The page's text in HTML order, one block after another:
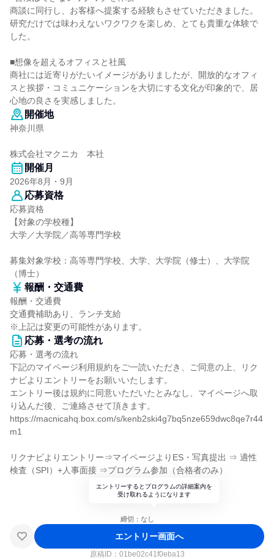
商談に同行し、お客様へ提案する経験もさせていただきました。
研究だけでは味わえないワクワクを楽しめ、とても貴重な体験で
した。
■想像を超えるオフィスと社風
商社には近寄りがたいイメージがありましたが、開放的なオフィ
スと挨拶・コミュニケーションを大切にする文化が印象的で、居
心地の良さを実感しました。
開催地
神奈川県
株式会社マクニカ 本社
開催月
2026年8月・9月
応募資格
応募資格
【対象の学校種】
大学／大学院／高等専門学校
募集対象学校：高等専門学校、大学、大学院（修士）、大学院
（博士）
報酬・交通費
報酬・交通費
交通費補助あり、ランチ支給
※上記は変更の可能性があります。
応募・選考の流れ
応募・選考の流れ
下記のマイページ利用規約をご一読いただき、ご同意の上、リク
ナビよりエントリーをお願いいたします。
エントリー後は規約に同意いただいたとみなし、マイページへ取
り込んだ後、ご連絡させて頂きます。
https://macnicahq.box.com/s/kenb2ski4g7bq5nze659dwc8qe7r44
m1
リクナビよりエントリー⇒マイページよりES・写真提出 ⇒ 適性
検査（SPI）+人事面接 ⇒プログラム参加（合格者のみ）
エントリーするとプログラムの詳細案内を
受け取れるようになります
締切：なし
エントリー画面へ
原稿ID： 01be02c41f0eba13